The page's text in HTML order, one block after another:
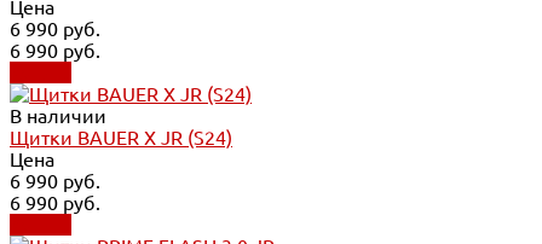
Цена
6 990 руб.
6 990 руб.
В наличии
Щитки BAUER X JR (S24)
Цена
6 990 руб.
6 990 руб.